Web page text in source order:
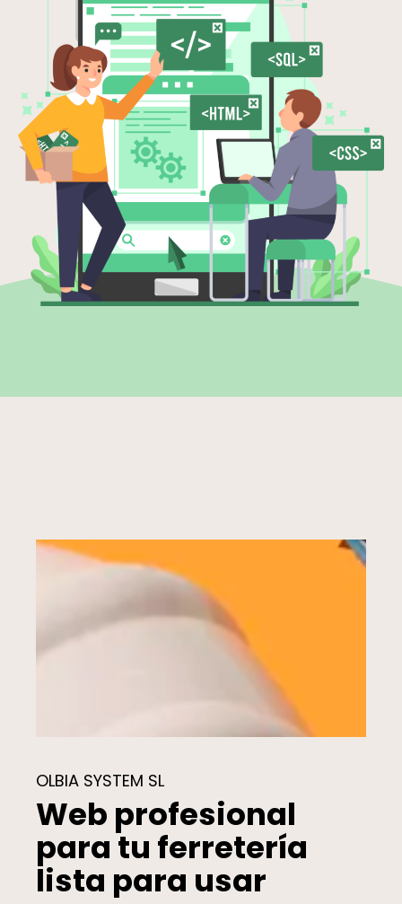
OLBIA SYSTEM SL
Web profesional
para tu ferretería
lista para usar